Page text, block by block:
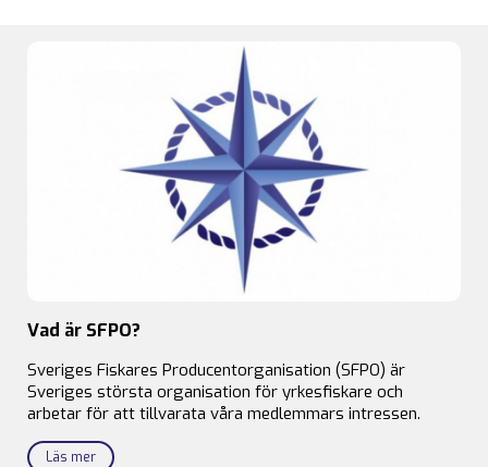
Vad är SFPO?
Sveriges Fiskares Producentorganisation (SFPO) är
Sveriges största organisation för yrkesfiskare och
arbetar för att tillvarata våra medlemmars intressen.
Läs mer